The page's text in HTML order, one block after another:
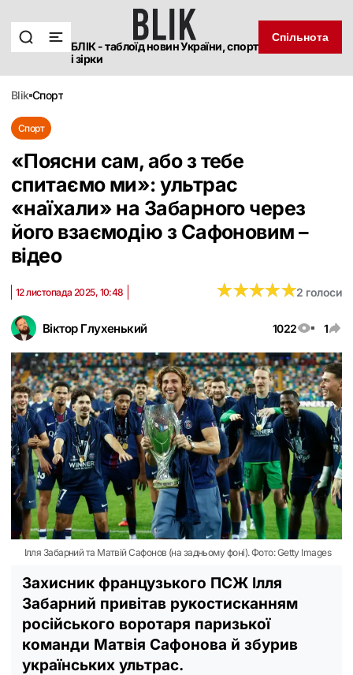
БЛІК - таблоїд новин України, спорт
і зірки
Спільнота
blik спорт
Спорт
«Поясни сам, або з тебе
спитаємо ми»: ультрас
«наїхали» на Забарного через
його взаємодію з Сафоновим –
відео
Віктор Глухенький 1022 1
12 листопада 2025, 10:48 ★★★★★
★★★★★2 голоси
Ілля Забарний та Матвій Сафонов (на задньому фоні). Фото: Getty Images
Захисник французького ПСЖ Ілля
Забарний привітав рукостисканням
російського воротаря паризької
команди Матвія Сафонова й збурив
українських ультрас.